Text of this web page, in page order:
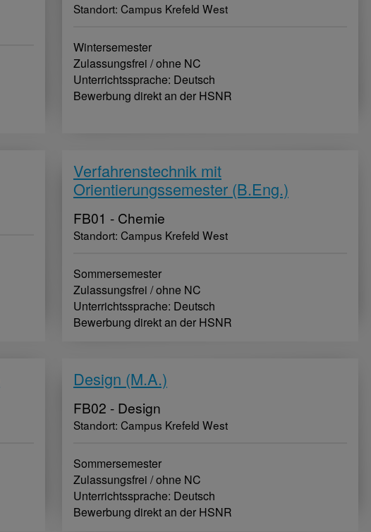
Standort: Campus Krefeld West
Wintersemester
Zulassungsfrei / ohne NC
Unterrichtssprache: Deutsch
Bewerbung direkt an der HSNR
Verfahrenstechnik mit
Orientierungssemester (B.Eng.)
FB01 - Chemie
Standort: Campus Krefeld West
Sommersemester
Zulassungsfrei / ohne NC
Unterrichtssprache: Deutsch
Bewerbung direkt an der HSNR
Design (M.A.)
FB02 - Design
Standort: Campus Krefeld West
Sommersemester
Zulassungsfrei / ohne NC
Unterrichtssprache: Deutsch
Bewerbung direkt an der HSNR